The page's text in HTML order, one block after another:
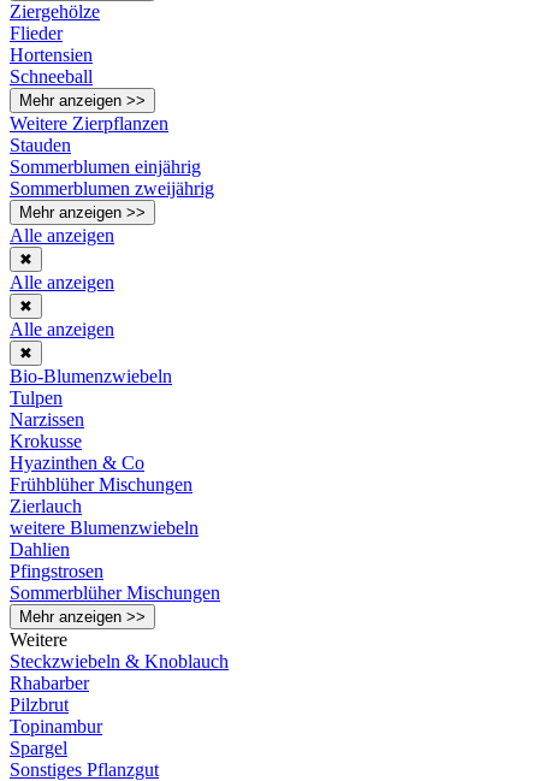
Ziergehölze
Flieder
Hortensien
Schneeball
Mehr anzeigen >>
Weitere Zierpflanzen
Stauden
Sommerblumen einjährig
Sommerblumen zweijährig
Mehr anzeigen >>
Alle anzeigen
✖
Alle anzeigen
✖
Alle anzeigen
✖
Bio-Blumenzwiebeln
Tulpen
Narzissen
Krokusse
Hyazinthen & Co
Frühblüher Mischungen
Zierlauch
weitere Blumenzwiebeln
Dahlien
Pfingstrosen
Sommerblüher Mischungen
Mehr anzeigen >>
Weitere
Steckzwiebeln & Knoblauch
Rhabarber
Pilzbrut
Topinambur
Spargel
Sonstiges Pflanzgut